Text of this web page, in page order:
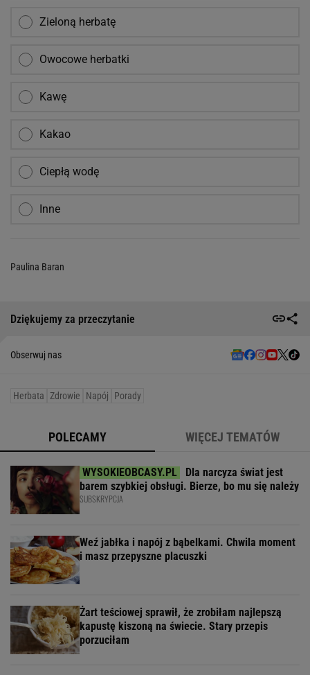
Zieloną herbatę
Owocowe herbatki
Kawę
Kakao
Ciepłą wodę
Inne
Paulina Baran
Dziękujemy za przeczytanie
Obserwuj nas
Herbata Zdrowie Napój Porady
POLECAMY WIĘCEJ TEMATÓW
Dla narcyza świat jest
barem szybkiej obsługi. Bierze, bo mu się należy
SUBSKRYPCJA
Weź jabłka i napój z bąbelkami. Chwila moment
i masz przepyszne placuszki
Żart teściowej sprawił, że zrobiłam najlepszą
kapustę kiszoną na świecie. Stary przepis
porzuciłam